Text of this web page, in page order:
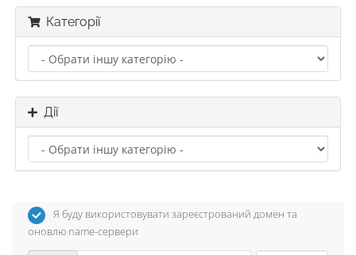
Категорії
Дії
Я буду використовувати зареєстрований домен та
оновлю name-сервери